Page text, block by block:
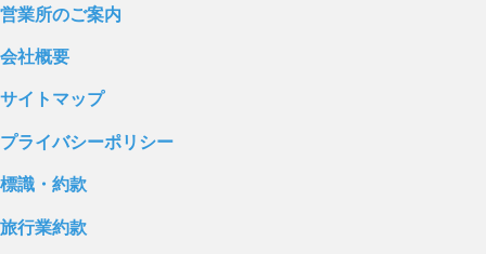
営業所のご案内
会社概要
サイトマップ
プライバシーポリシー
標識・約款
旅行業約款